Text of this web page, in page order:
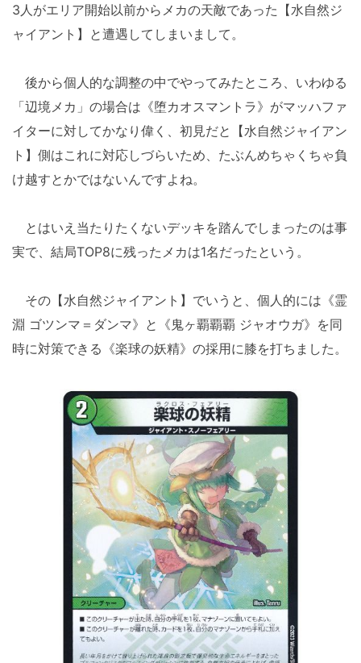
3人がエリア開始以前からメカの天敵であった【水自然ジ
ャイアント】と遭遇してしまいまして。
後から個人的な調整の中でやってみたところ、いわゆる
「辺境メカ」の場合は《堕カオスマントラ》がマッハファ
イターに対してかなり偉く、初見だと【水自然ジャイアン
ト】側はこれに対応しづらいため、たぶんめちゃくちゃ負
け越すとかではないんですよね。
とはいえ当たりたくないデッキを踏んでしまったのは事
実で、結局TOP8に残ったメカは1名だったという。
その【水自然ジャイアント】でいうと、個人的には《霊
淵 ゴツンマ＝ダンマ》と《鬼ヶ覇覇覇 ジャオウガ》を同
時に対策できる《楽球の妖精》の採用に膝を打ちました。